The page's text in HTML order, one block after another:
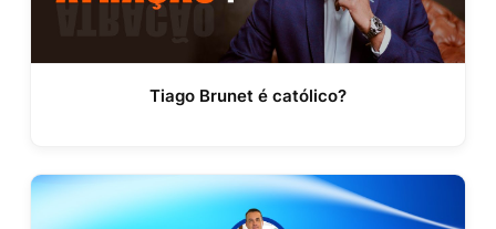
Tiago Brunet é católico?